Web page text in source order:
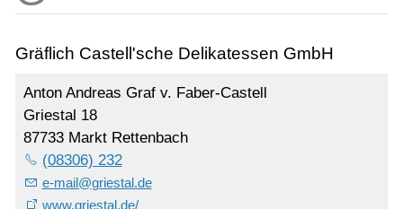
Gräflich Castell'sche Delikatessen GmbH
Anton Andreas Graf v. Faber-Castell
Griestal 18
87733 Markt Rettenbach
(08306) 232
e-mail@griestal.de
www.griestal.de/